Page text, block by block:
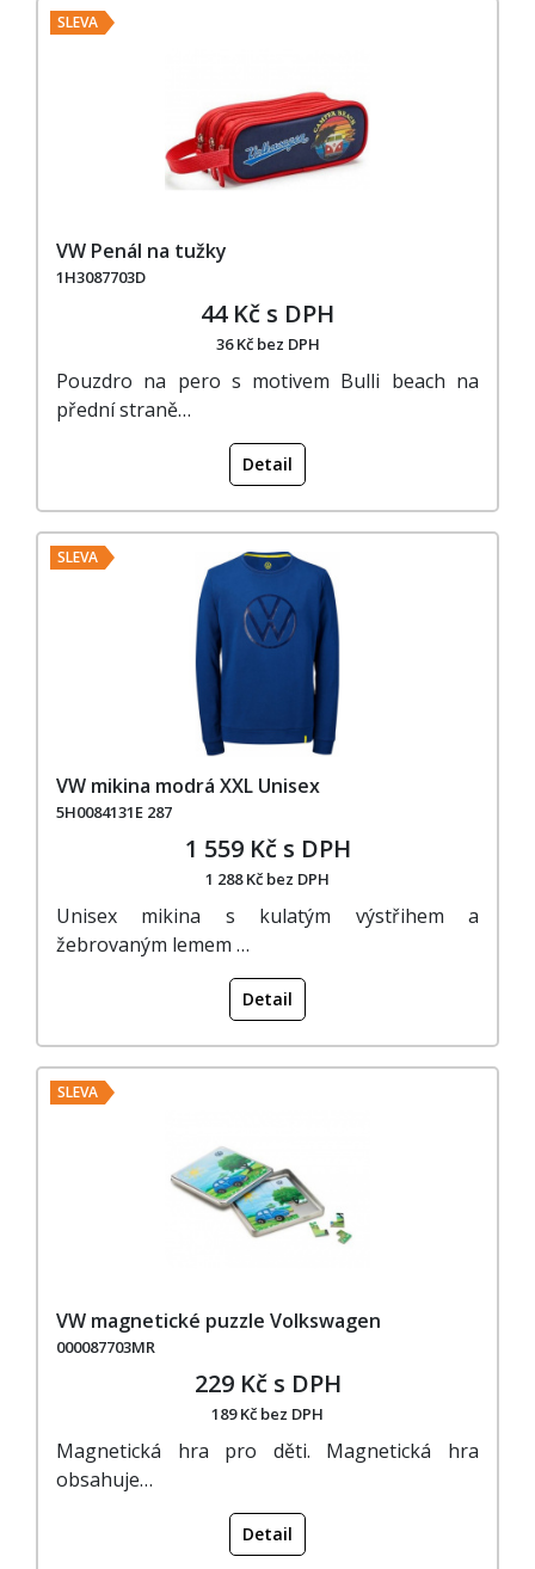
SLEVA
VW Penál na tužky
1H3087703D
44 Kč s DPH
36 Kč bez DPH
Pouzdro na pero s motivem Bulli beach na
přední straně…
Detail
SLEVA
VW mikina modrá XXL Unisex
5H0084131E 287
1 559 Kč s DPH
1 288 Kč bez DPH
Unisex mikina s kulatým výstřihem a
žebrovaným lemem …
Detail
SLEVA
VW magnetické puzzle Volkswagen
000087703MR
229 Kč s DPH
189 Kč bez DPH
Magnetická hra pro děti. Magnetická hra
obsahuje…
Detail